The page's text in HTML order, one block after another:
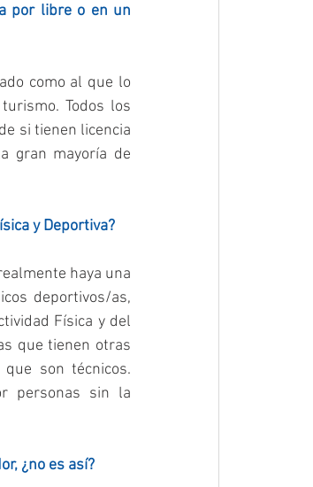
por libre o en un
como al que lo
Todos los
si tienen licencia
gran mayoría de
y Deportiva?
haya una
deportivos/as,
Física y del
que tienen otras
son técnicos.
personas sin la
¿no es así?